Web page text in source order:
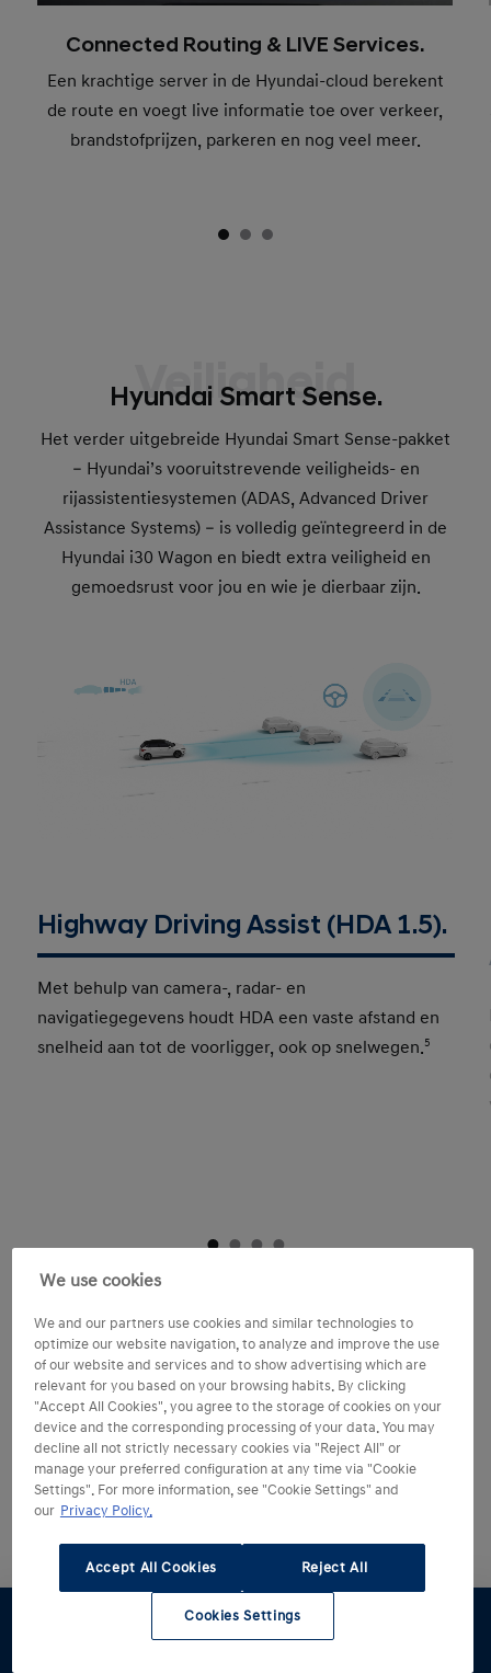
Connected Routing & LIVE Services.
Een krachtige server in de Hyundai-cloud berekent
de route en voegt live informatie toe over verkeer,
brandstofprijzen, parkeren en nog veel meer.
Veiligheid
Hyundai Smart Sense.
Het verder uitgebreide Hyundai Smart Sense-pakket
– Hyundai’s vooruitstrevende veiligheids- en
rijassistentiesystemen (ADAS, Advanced Driver
Assistance Systems) – is volledig geïntegreerd in de
Hyundai i30 Wagon en biedt extra veiligheid en
gemoedsrust voor jou en wie je dierbaar zijn.
Highway Driving Assist (HDA 1.5).
Met behulp van camera-, radar- en
navigatiegegevens houdt HDA een vaste afstand en
snelheid aan tot de voorligger, ook op snelwegen.5
Hyundai 5 jaar
garantie zonder
kilometerbeperking.
Net als elke andere Hyundai wordt ook de i30 Wagon
gebouwd volgens de hoogste kwaliteitsnormen. Die
kwaliteit benadrukken we met onze unieke en
We use cookies
We and our partners use cookies and similar technologies to
optimize our website navigation, to analyze and improve the use
of our website and services and to show advertising which are
relevant for you based on your browsing habits. By clicking
"Accept All Cookies", you agree to the storage of cookies on your
device and the corresponding processing of your data. You may
decline all not strictly necessary cookies via "Reject All" or
manage your preferred configuration at any time via "Cookie
Settings". For more information, see "Cookie Settings" and
our Privacy Policy.
Accept All Cookies Reject All
Cookies Settings